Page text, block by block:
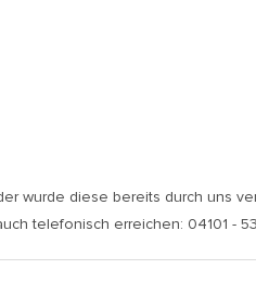
wurde diese bereits durch uns
telefonisch erreichen: 04101 -